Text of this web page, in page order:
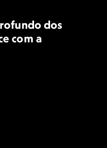
dos
com a